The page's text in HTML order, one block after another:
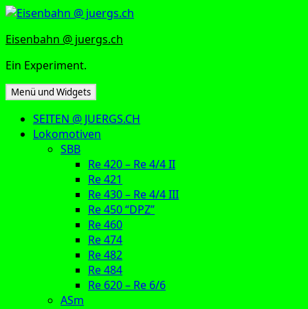
Zum
springen
Eisenbahn @ juergs.ch
Ein Experiment.
Menü und Widgets
SEITEN @ JUERGS.CH
Lokomotiven
SBB
Re 420 – Re 4/4 II
Re 421
Re 430 – Re 4/4 III
Re 450 “DPZ”
Re 460
Re 474
Re 482
Re 484
Re 620 – Re 6/6
ASm